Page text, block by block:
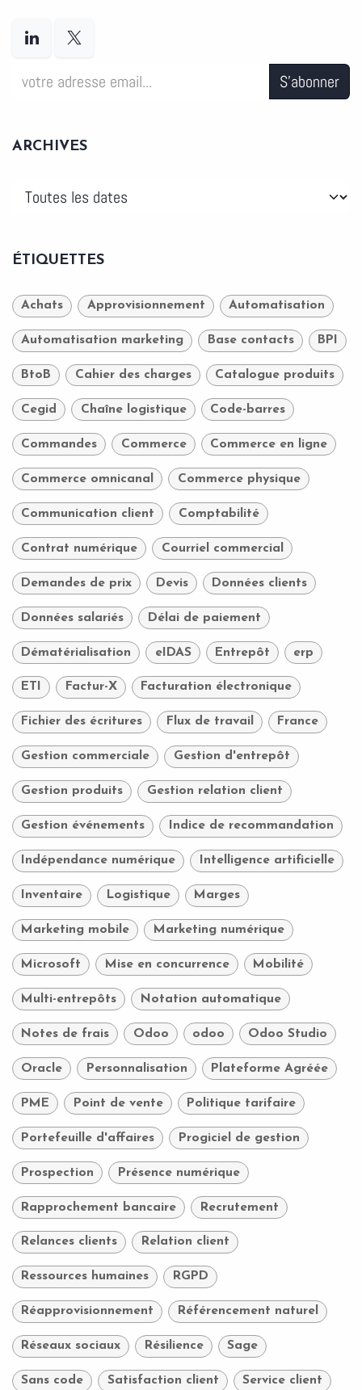
S'abonner
ARCHIVES
ÉTIQUETTES
Achats Approvisionnement Automatisation
Automatisation marketing Base contacts BPI
BtoB Cahier des charges Catalogue produits
Cegid Chaîne logistique Code-barres
Commandes Commerce Commerce en ligne
Commerce omnicanal Commerce physique
Communication client Comptabilité
Contrat numérique Courriel commercial
Demandes de prix Devis Données clients
Données salariés Délai de paiement
Dématérialisation eIDAS Entrepôt erp
ETI Factur-X Facturation électronique
Fichier des écritures Flux de travail France
Gestion commerciale Gestion d'entrepôt
Gestion produits Gestion relation client
Gestion événements Indice de recommandation
Indépendance numérique Intelligence artificielle
Inventaire Logistique Marges
Marketing mobile Marketing numérique
Microsoft Mise en concurrence Mobilité
Multi-entrepôts Notation automatique
Notes de frais Odoo odoo Odoo Studio
Oracle Personnalisation Plateforme Agréée
PME Point de vente Politique tarifaire
Portefeuille d'affaires Progiciel de gestion
Prospection Présence numérique
Rapprochement bancaire Recrutement
Relances clients Relation client
Ressources humaines RGPD
Réapprovisionnement Référencement naturel
Réseaux sociaux Résilience Sage
Sans code Satisfaction client Service client